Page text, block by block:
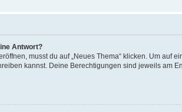
Antwort?
musst du auf „Neues Thema“ klicken. Um auf
kannst. Deine Berechtigungen sind jeweils am